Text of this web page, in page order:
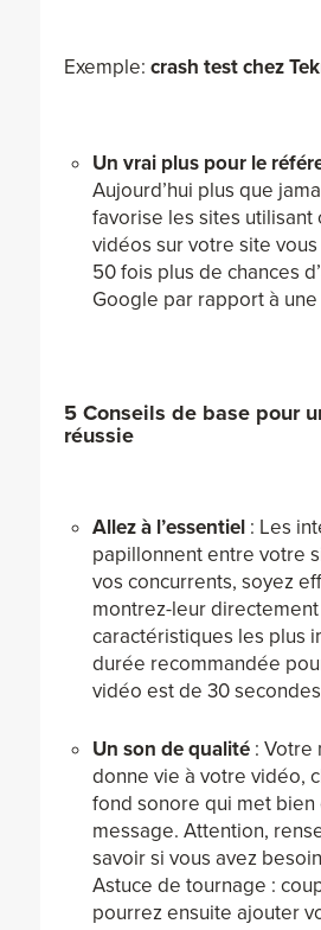
Exemple: crash test chez
Un vrai plus pour le
Aujourd’hui plus que
favorise les sites utilisant
vidéos sur votre site vous
50 fois plus de chances
Google par rapport à
5 Conseils de base pour
réussie
Allez à l’essentiel: Les
papillonnent entre votre
vos concurrents, soyez
montrez-leur
caractéristiques les plus
durée recommandée
vidéo est de 30 secondes
Un son de qualité: Votre
donne vie à votre vidéo,
fond sonore qui met bien
message. Attention,
savoir si vous avez
Astuce de tournage :
pourrez ensuite ajouter